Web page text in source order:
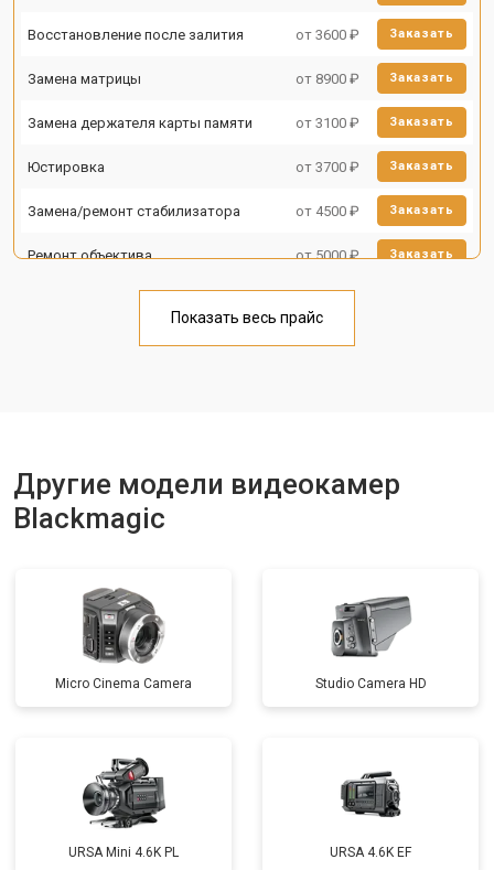
Восстановление после залития от 3600 ₽ Заказать
Замена матрицы от 8900 ₽ Заказать
Замена держателя карты памяти от 3100 ₽ Заказать
Юстировка от 3700 ₽ Заказать
Замена/ремонт стабилизатора от 4500 ₽ Заказать
Ремонт объектива от 5000 ₽ Заказать
Показать весь прайс
Другие модели видеокамер
Blackmagic
Micro Cinema Camera Studio Camera HD
URSA Mini 4.6K PL URSA 4.6K EF